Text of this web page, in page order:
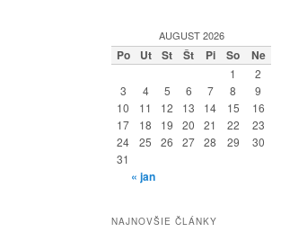
AUGUST 2026
Po Ut St Št Pi So Ne
1
2
3
4 5 6 7 8
9
10
11 12 13 14 15
16
17
18 19 20 21 22
23
24
25 26 27 28 29
30
31
« jan
NAJNOVŠIE ČLÁNKY